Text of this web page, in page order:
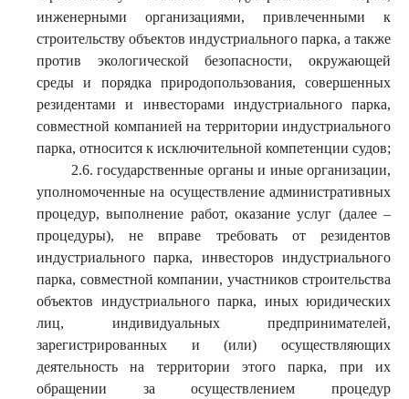
инженерными организациями, привлеченными к
строительству объектов индустриального парка, а также
против экологической безопасности, окружающей
среды и порядка природопользования, совершенных
резидентами и инвесторами индустриального парка,
совместной компанией на территории индустриального
парка, относится к исключительной компетенции судов;
2.6. государственные органы и иные организации,
уполномоченные на осуществление административных
процедур, выполнение работ, оказание услуг (далее –
процедуры), не вправе требовать от резидентов
индустриального парка, инвесторов индустриального
парка, совместной компании, участников строительства
объектов индустриального парка, иных юридических
лиц, индивидуальных предпринимателей,
зарегистрированных и (или) осуществляющих
деятельность на территории этого парка, при их
обращении за осуществлением процедур